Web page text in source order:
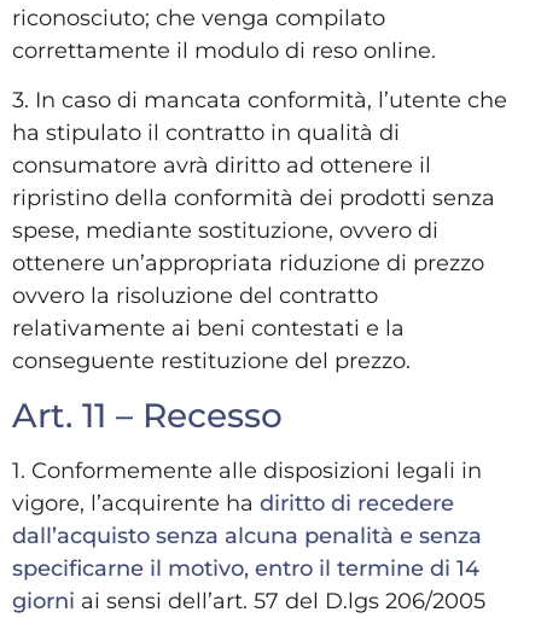
riconosciuto; che venga compilato
correttamente il modulo di reso online.
3. In caso di mancata conformità, l’utente che
ha stipulato il contratto in qualità di
consumatore avrà diritto ad ottenere il
ripristino della conformità dei prodotti senza
spese, mediante sostituzione, ovvero di
ottenere un’appropriata riduzione di prezzo
ovvero la risoluzione del contratto
relativamente ai beni contestati e la
conseguente restituzione del prezzo.
Art. 11 – Recesso
1. Conformemente alle disposizioni legali in
vigore, l’acquirente ha diritto di recedere
dall’acquisto senza alcuna penalità e senza
specificarne il motivo, entro il termine di 14
giorni ai sensi dell’art. 57 del D.lgs 206/2005